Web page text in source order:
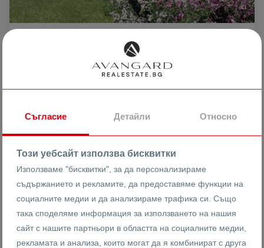
913370.65 лв
3322.96 лв
Къща
0от2
Етаж
275 m 2
Площ
Съгласие Детайли Относно
Този уебсайт използва бисквитки
Използваме "бисквитки", за да персонализираме
съдържанието и рекламите, да предоставяме функции на
социалните медии и да анализираме трафика си. Също
така споделяме информация за използването на нашия
сайт с нашите партньори в областта на социалните медии,
рекламата и анализа, които могат да я комбинират с друга